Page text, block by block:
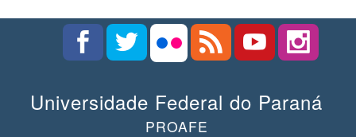
Universidade Federal do Paraná
PROAFE